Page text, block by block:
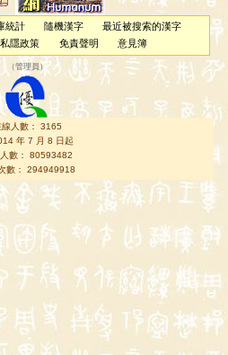
統計 隨機漢字
最近被搜索的漢字
私隱政策 免責聲明 意見簿
（管理員 ）
線人數： 3165
年 7 月 8 日起
數： 80593482
數： 294949918